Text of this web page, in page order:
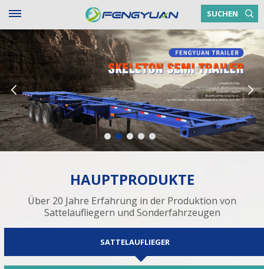
SUCHEN
HAUPTPRODUKTE
Über 20 Jahre Erfahrung in der Produktion von
Sattelaufliegern und Sonderfahrzeugen
SATTELAUFLIEGER